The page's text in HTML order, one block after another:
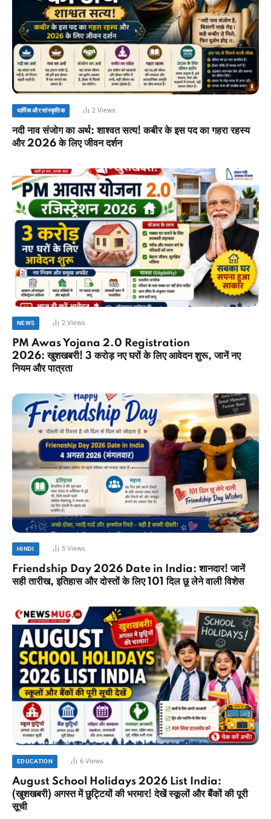
धार्मिक और सांस्कृतिक 2Views
नदी नाव संजोग का अर्थ: शाश्वत सत्य! कबीर के इस पद का गहरा रहस्य
और 2026 के लिए जीवन दर्शन
NEWS 2Views
PM Awas Yojana 2.0 Registration
2026: खुशखबरी! 3 करोड़ नए घरों के लिए आवेदन शुरू, जानें नए
नियम और पात्रता
HINDI 5 Views
Friendship Day 2026 Date in India: शानदार! जानें
सही तारीख, इतिहास और दोस्तों के लिए 101 दिल छू लेने वाली विशेस
EDUCATION 6Views
August School Holidays 2026 List India:
(खुशखबरी) अगस्त में छुट्टियों की भरमार! देखें स्कूलों और बैंकों की पूरी
सूची